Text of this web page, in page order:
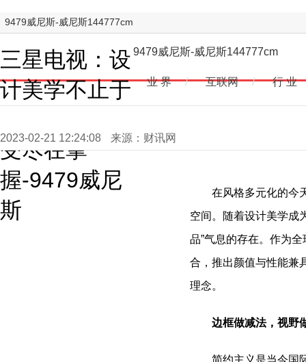
9479威尼斯-威尼斯144777cm
三星电视：设
计美学不止于
受尽在掌
握-9479威尼
斯
9479威尼斯-威尼斯144777cm
业 界 / 互联网 / 行 业
2023-02-21 12:24:08 来源：财讯网
在风格多元化的今
空间。随着设计美学成
品”气息的存在。作为
合，推出颜值与性能兼
理念。
边框做减法，视野
简约主义是当今国